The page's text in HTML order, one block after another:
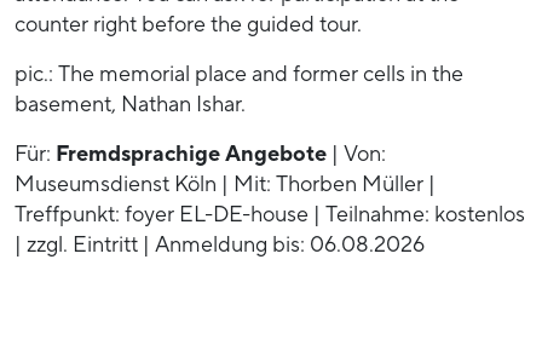
counter right before the guided tour.
pic.: The memorial place and former cells in the
basement, Nathan Ishar.
Für: Fremdsprachige Angebote | Von:
Museumsdienst Köln | Mit: Thorben Müller |
Treffpunkt: foyer EL-DE-house | Teilnahme: kostenlos
| zzgl. Eintritt | Anmeldung bis: 06.08.2026